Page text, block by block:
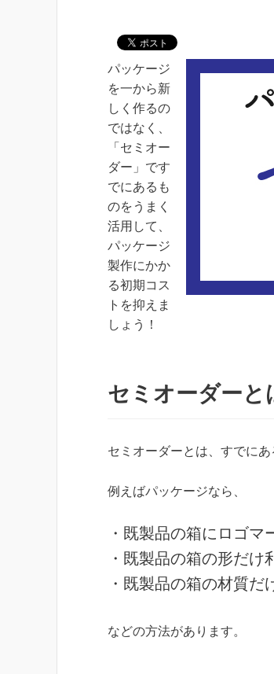
パッケージ
を一から新
しく作るの
ではなく、
「セミオー
ダー」です
でにあるも
のをうまく
活用して、
パッケージ
製作にかか
る初期コス
トを抑えま
しょう！
セミオーダーと
セミオーダーとは、すでに
例えばパッケージなら、
・既製品の箱にロゴマ
・既製品の箱の形だ
・既製品の箱の材質だ
などの方法があります。